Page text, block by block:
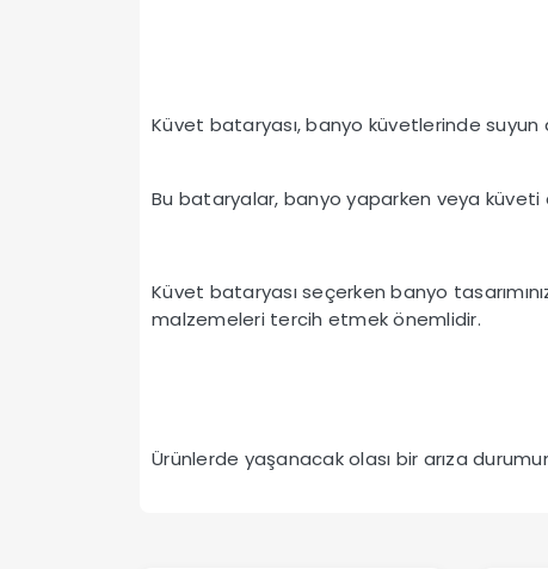
Küvet bataryası, banyo küvetlerinde suyun
Bu bataryalar, banyo yaparken veya küveti
Küvet bataryası seçerken banyo
malzemeleri tercih etmek önemlidir.
Ürünlerde yaşanacak olası bir arıza